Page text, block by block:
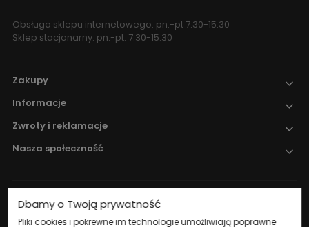
Obsługa sklepu internetowego: pn.-pt 7.30-15.30
Sklep stacjonarny: pn.-pt. 7.30-15.30
Zakupy
Informacje
Zwroty i reklamacje
Nasza społeczność
Nadzór nad obrotem produktami
leczniczymi weterynaryjnymi sprawuje
Dbamy o Twoją prywatność
Pliki cookies i pokrewne im technologie umożliwiają poprawne